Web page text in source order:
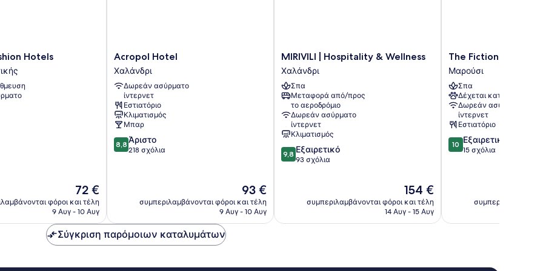
Hotels
Η
τιμή
είναι
72 €
φόροι και τέλη
9 Αυγ - 10 Αυγ
Acropol
Hotel
Χαλάνδρι
Acropol Hotel
Χαλάνδρι
Δωρεάν ασύρματο
ίντερνετ
Εστιατόριο
Κλιματισμός
Μπαρ
8.8
στα
8,8 Άριστο
218 σχόλια
Η
τιμή
είναι
93 €
συμπεριλαμβάνονται φόροι και τέλη
9 Αυγ - 10 Αυγ
MIRIVILI
|
Hospitality
&
Wellness
Χαλάνδρι
MIRIVILI | Hospitality & Wellness
Χαλάνδρι
Σπα
Μεταφορά από/προς
το αεροδρόμιο
Δωρεάν ασύρματο
ίντερνετ
Κλιματισμός
9.8
στα
σχόλια
9,8 Εξαιρετικό
93 σχόλια
Η
τιμή
είναι
154 €
συμπεριλαμβάνονται φόροι και τέλη
14 Αυγ - 15 Αυγ
The
Fiction
Μαρούσι
The Fiction
Μαρούσι
Σπα
Δέχεται κατοικίδια
Δωρεάν ασύρματο
ίντερνετ
Εστιατόριο
10.0
στα
10 Εξαιρετικό
15 σχόλια
Σύγκριση παρόμοιων καταλυμάτων